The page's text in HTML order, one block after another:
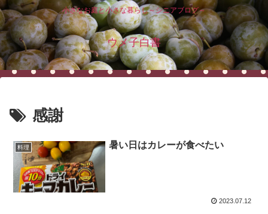
小さなお庭と小さな暮らし～シニアブログ～
ウメ子白書
感謝
料理 暑い日はカレーが食べたい
2023.07.12